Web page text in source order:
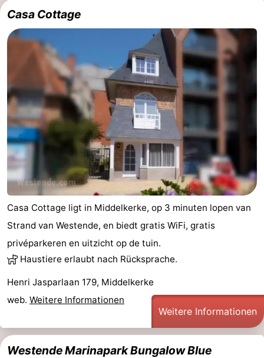
Forum
-
Parken
-
Küstetram
Medizin
Adressen
Region
Westflandern
-
Brügge
-
Gent
-
Ypern
Die
Natur
-
Casa Cottage
Casa Cottage ligt in Middelkerke, op 3 minuten lopen van
Strand van Westende, en biedt gratis WiFi, gratis
privéparkeren en uitzicht op de tuin.
Haustiere erlaubt nach Rücksprache.
Henri Jasparlaan 179, Middelkerke
web. Weitere Informationen
Weitere Informationen
Westende Marinapark Bungalow Blue